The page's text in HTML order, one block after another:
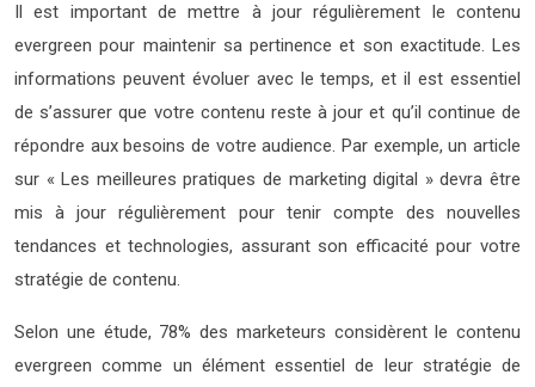
Il est important de mettre à jour régulièrement le contenu
evergreen pour maintenir sa pertinence et son exactitude. Les
informations peuvent évoluer avec le temps, et il est essentiel
de s’assurer que votre contenu reste à jour et qu’il continue de
répondre aux besoins de votre audience. Par exemple, un article
sur « Les meilleures pratiques de marketing digital » devra être
mis à jour régulièrement pour tenir compte des nouvelles
tendances et technologies, assurant son efficacité pour votre
stratégie de contenu.
Selon une étude, 78% des marketeurs considèrent le contenu
evergreen comme un élément essentiel de leur stratégie de